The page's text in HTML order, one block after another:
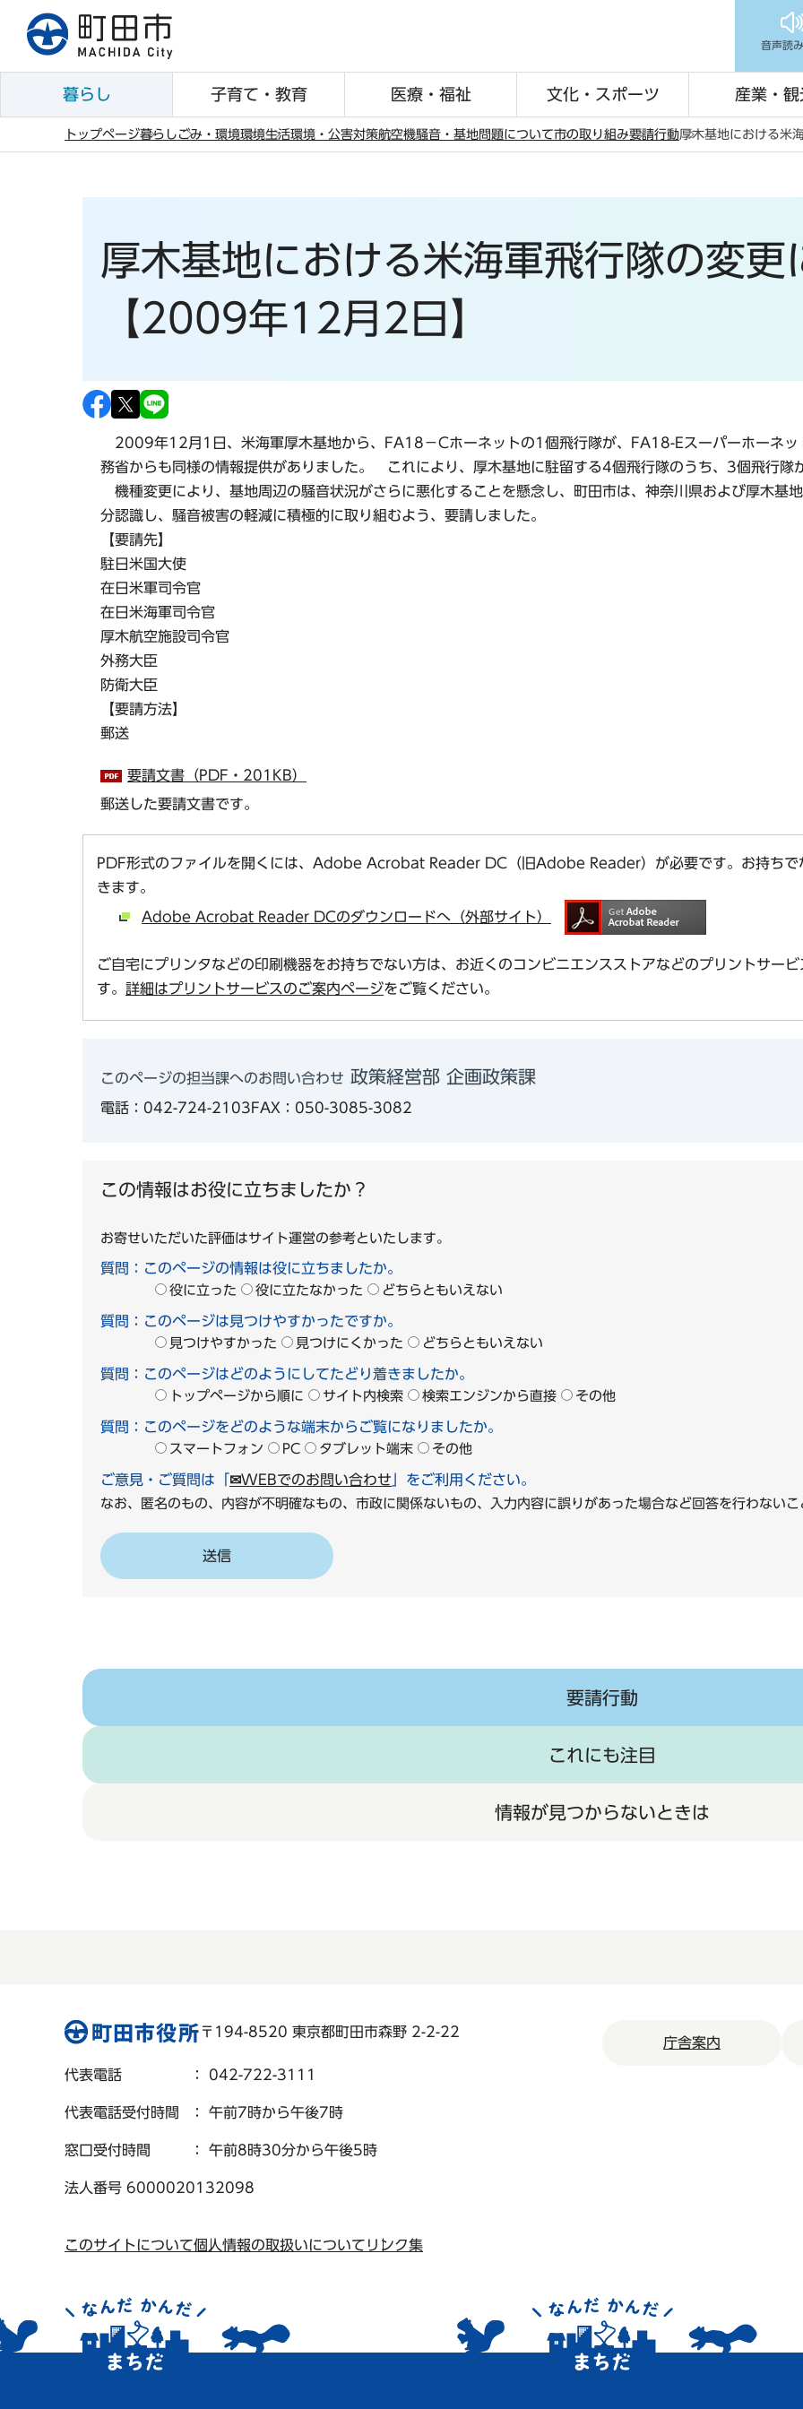
先
音声読
暮らし 子育て・教育 医療・福祉 文化・スポーツ 産業・観
トップページ暮らし ごみ・環境環境生活環境・公害対策航空機騒音・基地問題について市の取り組み要請行動厚木基地における米
厚木基地における米海軍飛行隊の変更
【2009年12月2日】
2009年12月1日、米海軍厚木基地から、FA18－Cホーネットの1個飛行隊が、FA18-Eスーパーホーネッ
務省からも同様の情報提供がありました。 これにより、厚木基地に駐留する4個飛行隊のうち、3個飛行隊
機種変更により、基地周辺の騒音状況がさらに悪化することを懸念し、町田市は、神奈川県および厚木基
分認識し、騒音被害の軽減に積極的に取り組むよう、要請しました。
【要請先】
駐日米国大使
在日米軍司令官
在日米海軍司令官
厚木航空施設司令官
外務大臣
防衛大臣
【要請方法】
郵送
要請文書（PDF・201KB）
郵送した要請文書です。
PDF形式のファイルを開くには、Adobe Acrobat Reader DC（旧Adobe Reader）が必要です。お持ちで
きます。
Adobe Acrobat Reader DCのダウンロードへ（外部サイト）
ご自宅にプリンタなどの印刷機器をお持ちでない方は、お近くのコンビニエンスストアなどのプリントサー
す。 詳細はプリントサービスのご案内ページをご覧ください。
このページの担当課へのお問い合わせ 政策経営部 企画政策課
電話：042-724-2103FAX：050-3085-3082
この情報はお役に立ちましたか？
お寄せいただいた評価はサイト運営の参考といたします。
質問：このページの情報は役に立ちましたか。
役に立った 役に立たなかった どちらともいえない
質問：このページは見つけやすかったですか。
見つけやすかった 見つけにくかった どちらともいえない
質問：このページはどのようにしてたどり着きましたか。
トップページから順に サイト内検索 検索エンジンから直接 その他
質問：このページをどのような端末からご覧になりましたか。
スマートフォン PC タブレット端末 その他
ご意見・ご質問は「 ✉WEBでのお問い合わせ 」をご利用ください。
なお、匿名のもの、内容が不明確なもの、市政に関係ないもの、入力内容に誤りがあった場合など回答を行わな
要請行動
これにも注目
情報が見つからないときは
〒194-8520 東京都町田市森野 2-2-22
代表電話 ： 042-722-3111
代表電話受付時間 ： 午前7時から午後7時
窓口受付時間 ： 午前8時30分から午後5時
法人番号 6000020132098
このサイトについて個人情報の取扱いについて リンク集
庁舎案内